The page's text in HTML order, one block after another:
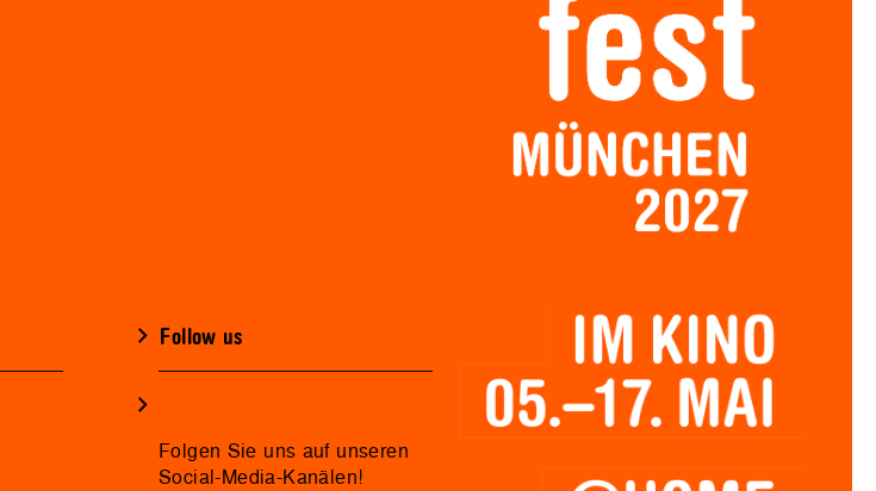
Follow us
Folgen Sie uns auf unseren
Social-Media-Kanälen!